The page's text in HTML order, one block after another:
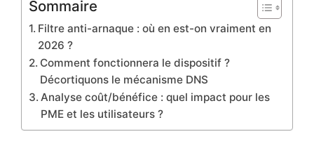
Sommaire
Filtre anti-arnaque : où en est-on vraiment en
2026 ?
Comment fonctionnera le dispositif ?
Décortiquons le mécanisme DNS
Analyse coût/bénéfice : quel impact pour les
PME et les utilisateurs ?